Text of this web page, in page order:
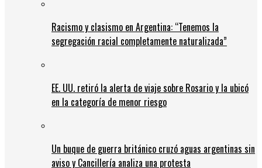
Racismo y clasismo en Argentina: “Tenemos la
segregación racial completamente naturalizada”
EE. UU. retiró la alerta de viaje sobre Rosario y la ubicó
en la categoría de menor riesgo
Un buque de guerra británico cruzó aguas argentinas sin
aviso y Cancillería analiza una protesta